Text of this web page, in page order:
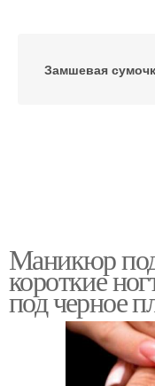
Замшевая
Маникюр
короткие
под черное